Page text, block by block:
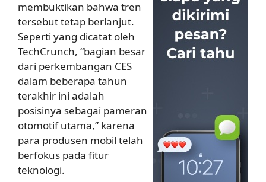
membuktikan bahwa tren
tersebut tetap berlanjut.
Seperti yang dicatat oleh
TechCrunch, “bagian besar
dari perkembangan CES
dalam beberapa tahun
terakhir ini adalah
posisinya sebagai pameran
otomotif utama,” karena
para produsen mobil telah
berfokus pada fitur
teknologi.